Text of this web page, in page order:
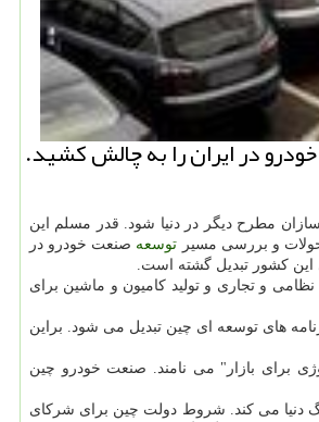
در ایران را به چالش كشید.
قابل رقابت با خودروسازان مطرح دیگر در دنیا شود. قدر مسلم این
و بررسی مسیر توسعه صنعت خودرو در
این كشور تبدیل گشته است.
متمركز بر بخش نظامی و تجاری و تولید كامیون و ماشین برای
های اصلی برنامه های توسعه ای چین تبدیل می شود. براین
برای بازار" می نامند. صنعت خودرو چین
دنیا می كند. شروط دولت چین برای شركای